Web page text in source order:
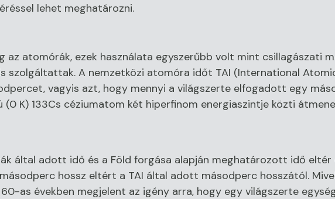
lehet meghatározni.
az atomórák, ezek használata egyszerűbb volt mint csillagászati
A nemzetközi atomóra időt TAI (International
vagyis azt, hogy mennyi a világszerte elfogadott egy
(0 K) 133Cs céziumatom két hiperfinom energiaszintje közti
által adott idő és a Föld forgása alapján meghatározott idő eltér
hossz eltért a TAI által adott másodperc hosszától.
as években megjelent az igény arra, hogy egy világszerte